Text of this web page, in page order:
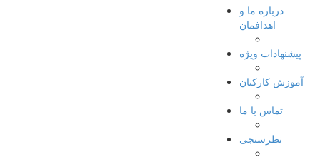
درباره ما و
اهدافمان
پیشنهادات ویژه
آموزش کارکنان
تماس با ما
نظرسنجی